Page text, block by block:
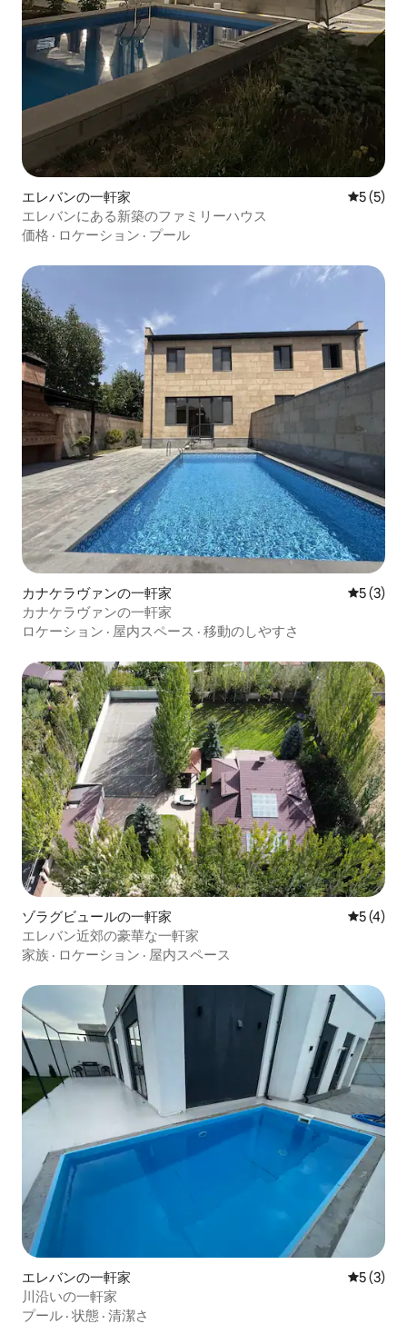
エレバンの一軒家 レビュー
5 (5)
エレバンにある新築のファミリーハウス
価格 · ロケーション · プール
カナケラヴァンの一軒家 レビュー
5 (3)
カナケラヴァンの一軒家
ロケーション · 屋内スペース · 移動のしやすさ
ゾラグビュールの一軒家 レビュー
5 (4)
エレバン近郊の豪華な一軒家
家族 · ロケーション · 屋内スペース
エレバンの一軒家 レビュー
5 (3)
川沿いの一軒家
プール · 状態 · 清潔さ